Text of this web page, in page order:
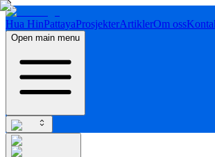
Hua HinPattayaProsjekterArtiklerOm oss
Open main menu